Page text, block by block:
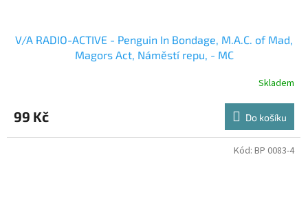
V/A RADIO-ACTIVE - Penguin In Bondage, M.A.C. of Mad,
Magors Act, Náměstí repu, - MC
Skladem
99 Kč Do košíku
Kód: BP 0083-4